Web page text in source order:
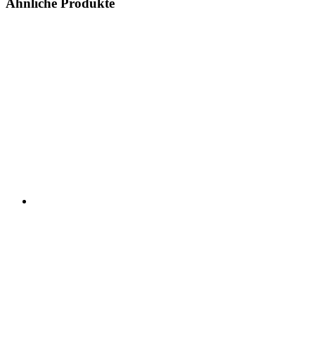
Ähnliche Produkte